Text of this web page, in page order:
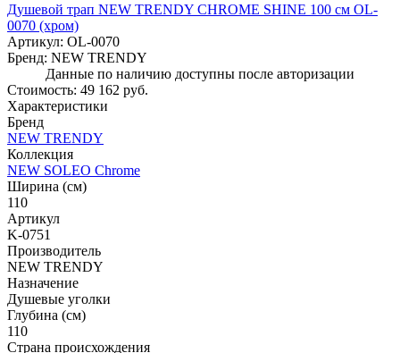
Душевой трап NEW TRENDY CHROME SHINE 100 см OL-
0070 (хром)
Артикул: OL-0070
Бренд: NEW TRENDY
Данные по наличию доступны после авторизации
Стоимость: 49 162 руб.
Характеристики
Бренд
NEW TRENDY
Коллекция
NEW SOLEO Chrome
Ширина (см)
110
Артикул
K-0751
Производитель
NEW TRENDY
Назначение
Душевые уголки
Глубина (см)
110
Страна происхождения